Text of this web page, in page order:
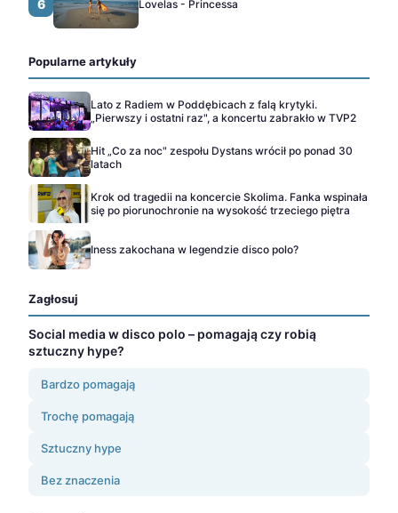
6 Lovelas - Princessa
Popularne artykuły
Lato z Radiem w Poddębicach z falą krytyki.
„Pierwszy i ostatni raz", a koncertu zabrakło w TVP2
Hit „Co za noc" zespołu Dystans wrócił po ponad 30
latach
Krok od tragedii na koncercie Skolima. Fanka wspinała
się po piorunochronie na wysokość trzeciego piętra
Iness zakochana w legendzie disco polo?
Zagłosuj
Social media w disco polo – pomagają czy robią
sztuczny hype?
Bardzo pomagają
Trochę pomagają
Sztuczny hype
Bez znaczenia